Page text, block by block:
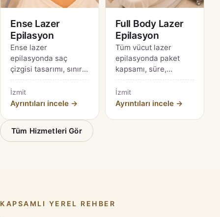
Ense Lazer
Epilasyon
Ense lazer
epilasyonda saç
çizgisi tasarımı, sınır
belirleme, ince kıl ve
kalıcı şekil değişikliği
riskleri için rehber.
İzmit
Ayrıntıları incele →
Full Body Lazer
Epilasyon
Tüm vücut lazer
epilasyonda paket
kapsamı, süre,
mahremiyet, bölgesel
farklılıklar ve fiyat
karşılaştırması için
İzmit
Ayrıntıları incele →
Tüm Hizmetleri Gör
KAPSAMLI YEREL REHBER